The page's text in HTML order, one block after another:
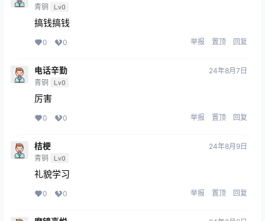
青铜 Lv0
搞钱搞钱
0 0 举报 置顶 回复
电话辛勤
青铜 Lv0
24年8月7日
厉害
0 0 举报 置顶 回复
桔梗
青铜 Lv0
24年8月9日
礼貌学习
0 0 举报 置顶 回复